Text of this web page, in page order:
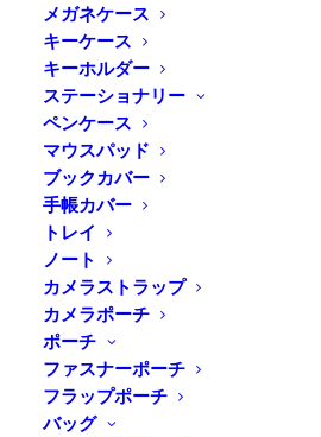
メガネケース
キーケース
キーホルダー
ステーショナリー
ペンケース
マウスパッド
ブックカバー
手帳カバー
トレイ
ノート
カメラストラップ
カメラポーチ
ポーチ
ファスナーポーチ
フラップポーチ
バッグ
Home⁄
ド
⁄ DURAM マウスパッド
いつも手に触れるナチ
質感